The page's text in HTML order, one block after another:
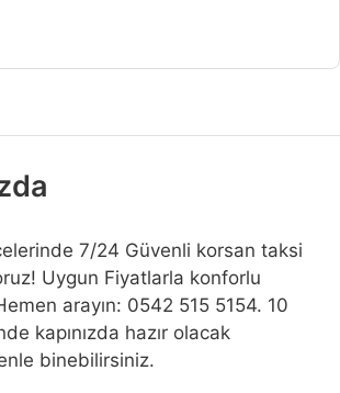
7/24 Güvenli korsan taksi
Uygun Fiyatlarla konforlu
arayın: 0542 515 5154. 10
kapınızda hazır olacak
binebilirsiniz.